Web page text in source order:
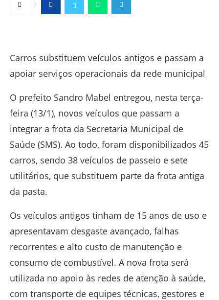
Carros substituem veículos antigos e passam a
apoiar serviços operacionais da rede municipal
O prefeito Sandro Mabel entregou, nesta terça-
feira (13/1), novos veículos que passam a
integrar a frota da Secretaria Municipal de
Saúde (SMS). Ao todo, foram disponibilizados 45
carros, sendo 38 veículos de passeio e sete
utilitários, que substituem parte da frota antiga
da pasta.
Os veículos antigos tinham de 15 anos de uso e
apresentavam desgaste avançado, falhas
recorrentes e alto custo de manutenção e
consumo de combustível. A nova frota será
utilizada no apoio às redes de atenção à saúde,
com transporte de equipes técnicas, gestores e